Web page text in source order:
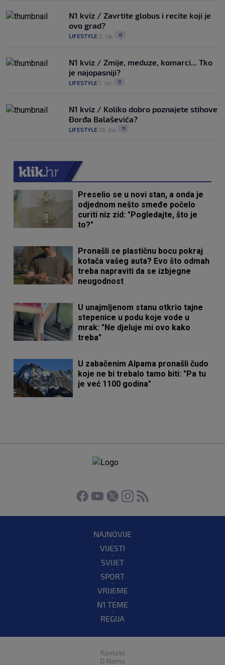
N1 kviz / Zavrtite globus i recite koji je
ovo grad?
LIFESTYLE 2. lip. 0
N1 kviz / Zmije, meduze, komarci... Tko
je najopasniji?
LIFESTYLE 1. lip. 0
N1 kviz / Koliko dobro poznajete stihove
Đorđa Balaševića?
LIFESTYLE 18. svi. 11
Preselio se u novi stan, a onda je
odjednom nešto smeđe počelo
curiti niz zid: "Pogledajte, što je
to?"
Pronašli se plastičnu bocu pokraj
kotača vašeg auta? Evo što odmah
treba napraviti da se izbjegne
neugodnost
U unajmljenom stanu otkrio tajne
stepenice u podu koje vode u
mrak: "Ne djeluje mi ovo kako
treba"
U zabačenim Alpama pronašli čudo
koje ne bi trebalo tamo biti: "Pa tu
je već 1100 godina"
NAJNOVIJE
VIJESTI
SVIJET
SPORT
VRIJEME
N1 TEME
REGIJA
Kontakt
O Nama